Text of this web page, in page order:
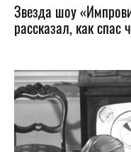
Звезда шоу
рассказал, как спас